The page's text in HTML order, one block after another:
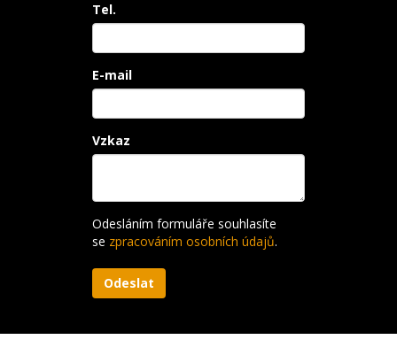
Tel.
E-mail
Vzkaz
Odesláním formuláře souhlasíte
se zpracováním osobních údajů.